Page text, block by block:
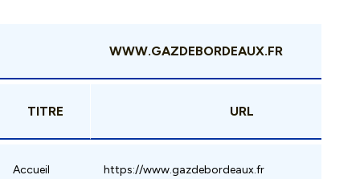
WWW.GAZDEBORDEAUX.FR
TITRE URL
Accueil https://www.gazdebordeaux.fr